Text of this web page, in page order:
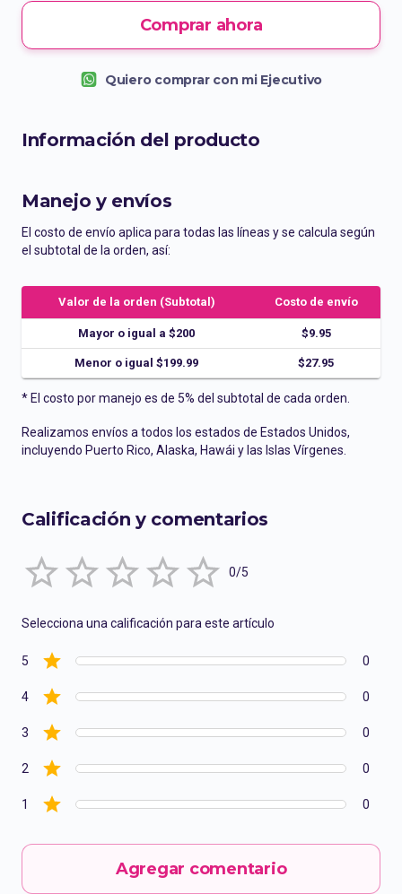
Comprar ahora
Quiero comprar con mi Ejecutivo
Información del producto
Manejo y envíos
El costo de envío aplica para todas las líneas y se calcula según
el subtotal de la orden, así:
Valor de la orden (Subtotal) Costo de envío
Mayor o igual a $200 $9.95
Menor o igual $199.99 $27.95
* El costo por manejo es de 5% del subtotal de cada orden.
Realizamos envíos a todos los estados de Estados Unidos,
incluyendo Puerto Rico, Alaska, Hawái y las Islas Vírgenes.
Calificación y comentarios
1 Star2 Stars
3 Stars
4 Stars
5 Stars
Empty
0/5
Selecciona una calificación para este artículo
5 0
4 0
3 0
2 0
1 0
Agregar comentario